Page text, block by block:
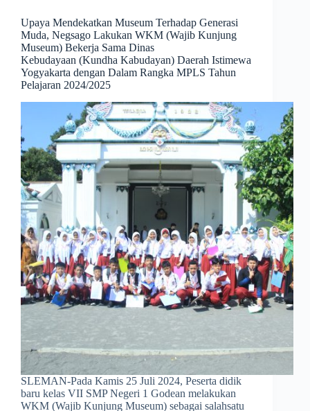
Upaya Mendekatkan Museum Terhadap Generasi
Muda, Negsago Lakukan WKM (Wajib Kunjung
Museum) Bekerja Sama Dinas
Kebudayaan (Kundha Kabudayan) Daerah Istimewa
Yogyakarta dengan Dalam Rangka MPLS Tahun
Pelajaran 2024/2025
SLEMAN-Pada Kamis 25 Juli 2024, Peserta didik
baru kelas VII SMP Negeri 1 Godean melakukan
WKM (Wajib Kunjung Museum) sebagai salahsatu